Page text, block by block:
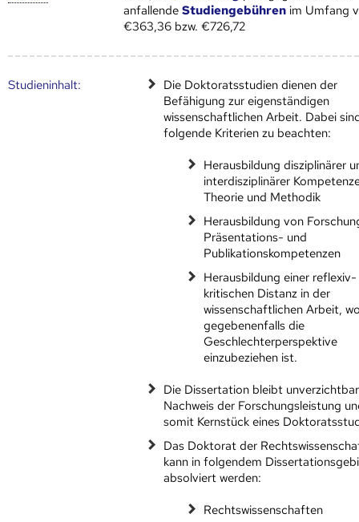
anfallendeStudiengebühren im Umfang
€363,36 bzw. €726,72
Studien­inhalt:
Die Doktoratsstudien dienen der
Befähigung zur eigenständigen
wissenschaftlichen Arbeit. Dabei
folgende Kriterien zu beachten:
Herausbildung disziplinärer
interdisziplinärer
Theorie und Methodik
Herausbildung von
Präsentations- und
Publikationskompetenzen
Herausbildung einer reflexiv-
kritischen Distanz in der
wissenschaftlichen Arbeit,
gegebenenfalls die
Geschlechterperspektive
einzubeziehen ist.
Die Dissertation bleibt
Nachweis der Forschungsleistung
somit Kernstück eines
Das Doktorat der
kann in folgendem
absolviert werden:
Rechtswissenschaften